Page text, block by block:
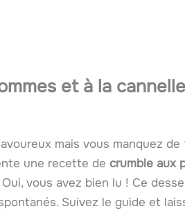
et à la
mais vous manquez
une recette de crumble aux
vous avez bien lu ! Ce
Suivez le guide et